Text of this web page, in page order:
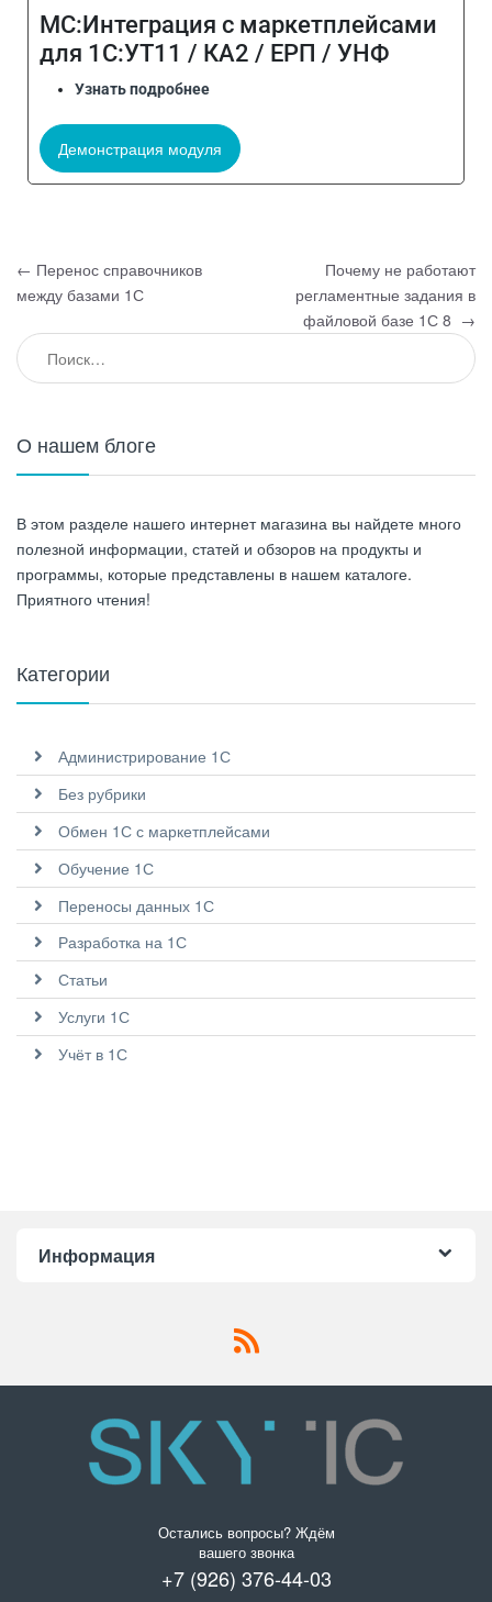
МС:Интеграция с маркетплейсами
для 1С:УТ11 / КА2 / ЕРП / УНФ
Узнать подробнее
Демонстрация модуля
← Перенос справочников
между базами 1С
Почему не работают
регламентные задания в
файловой базе 1С 8 →
О нашем блоге
В этом разделе нашего интернет магазина вы найдете много
полезной информации, статей и обзоров на продукты и
программы, которые представлены в нашем каталоге.
Приятного чтения!
Категории
Администрирование 1С
Без рубрики
Обмен 1С с маркетплейсами
Обучение 1С
Переносы данных 1С
Разработка на 1С
Статьи
Услуги 1С
Учёт в 1С
Информация
Остались вопросы? Ждём
вашего звонка
+7 (926) 376-44-03